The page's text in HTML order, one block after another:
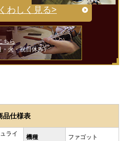
わしく見る>
ちら
火・祝日休み）
品仕様表
ライ
機種 ファゴット